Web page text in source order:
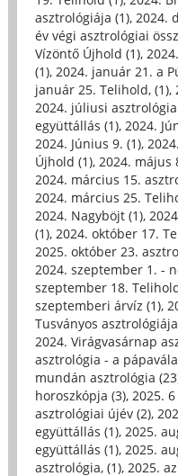
asztrológiája (1), 2024.
év végi asztrológiai
Vízöntő Újhold (1),
(1), 2024. január 21. a
január 25. Telihold, (1),
2024. júliusi asztrológia
együttállás (1), 2024.
2024. Június 9. (1),
Újhold (1), 2024. május
2024. március 15.
2024. március 25.
2024. Nagyböjt (1),
(1), 2024. október 17.
2025. október 23.
2024. szeptember 1. -
szeptember 18.
szeptemberi árvíz (1),
Tusványos
2024. Virágvasárnap
asztrológia - a
mundán asztrológia
horoszkópja (3), 2025.
asztrológiai újév (2),
együttállás (1), 2025.
együttállás (1), 2025.
asztrológia, (1), 2025.